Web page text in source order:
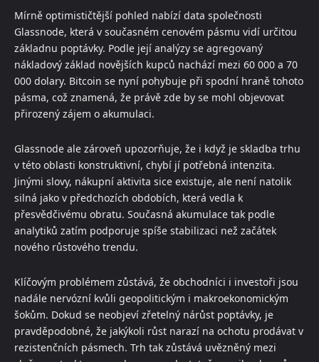
Mírně optimističtější pohled nabízí data společnosti
Glassnode, která v současném cenovém pásmu vidí určitou
základnu poptávky. Podle její analýzy se agregovaný
nákladový základ novějších kupců nachází mezi 60 000 a 70
000 dolary. Bitcoin se nyní pohybuje při spodní hraně tohoto
pásma, což znamená, že právě zde by se mohl objevovat
přirozený zájem o akumulaci.
Glassnode ale zároveň upozorňuje, že i když je skladba trhu
v této oblasti konstruktivní, chybí jí potřebná intenzita.
Jinými slovy, nákupní aktivita sice existuje, ale není natolik
silná jako v předchozích obdobích, která vedla k
přesvědčivému obratu. Současná akumulace tak podle
analytiků zatím podporuje spíše stabilizaci než začátek
nového růstového trendu.
Klíčovým problémem zůstává, že obchodníci i investoři jsou
nadále nervózní kvůli geopolitickým i makroekonomickým
šokům. Dokud se neobjeví zřetelný nárůst poptávky, je
pravděpodobné, že jakýkoli růst narazí na ochotu prodávat v
rezistenčních pásmech. Trh tak zůstává uvězněný mezi